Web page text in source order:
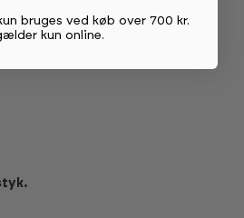
bruges ved køb over 700 kr.
kun online.